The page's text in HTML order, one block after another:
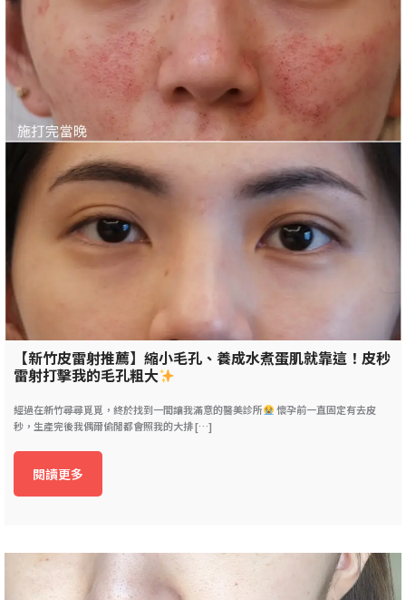
【新竹皮雷射推薦】縮小毛孔、養成水煮蛋肌就靠這！皮秒
雷射打擊我的毛孔粗大
經過在新竹尋尋覓覓，終於找到一間讓我滿意的醫美診所
懷孕前一直固定有去皮
秒，生產完後我偶爾偷閒都會照我的大排 […]
閱讀更多